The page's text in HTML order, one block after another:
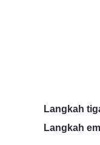
Langkah
Langkah